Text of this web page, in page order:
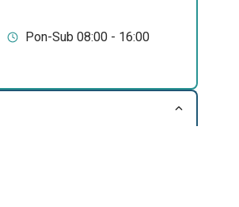
Pon-Sub 08:00 - 16:00